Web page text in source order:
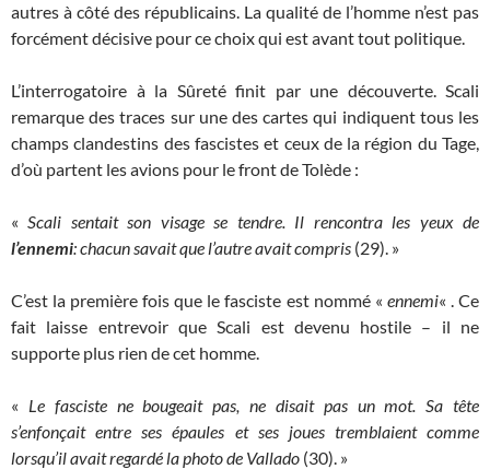
autres à côté des républicains. La qualité de l’homme n’est pas
forcément décisive pour ce choix qui est avant tout politique.
L’interrogatoire à la Sûreté finit par une découverte. Scali
remarque des traces sur une des cartes qui indiquent tous les
champs clandestins des fascistes et ceux de la région du Tage,
d’où partent les avions pour le front de Tolède :
«Scali sentait son visage se tendre. Il rencontra les yeux de
l’ennemi: chacun savait que l’autre avait compris (29). »
C’est la première fois que le fasciste est nommé « ennemi« . Ce
fait laisse entrevoir que Scali est devenu hostile – il ne
supporte plus rien de cet homme.
« Le fasciste ne bougeait pas, ne disait pas un mot. Sa tête
s’enfonçait entre ses épaules et ses joues tremblaient comme
lorsqu’il avait regardé la photo de Vallado (30). »